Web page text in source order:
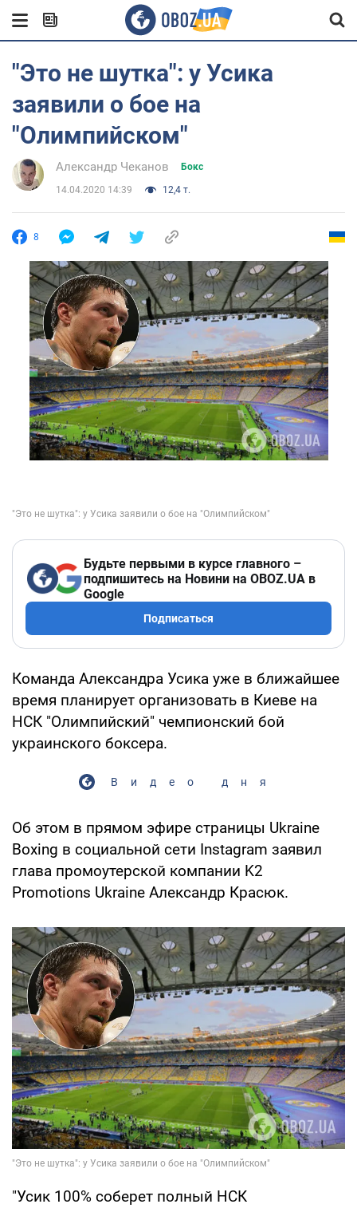
"Это не шутка": у Усика
заявили о бое на
"Олимпийском"
Александр Чеканов Бокс
14.04.2020 14:39 12,4 т.
8
Будьте первыми в курсе главного –
подпишитесь на Новини на OBOZ.UA в
Google
Подписаться
Команда Александра Усика уже в ближайшее
время планирует организовать в Киеве на
НСК "Олимпийский" чемпионский бой
украинского боксера.
Видео дня
Об этом в прямом эфире страницы Ukraine
Boxing в социальной сети Instagram заявил
глава промоутерской компании K2
Promotions Ukraine Александр Красюк.
"Усик 100% соберет полный НСК